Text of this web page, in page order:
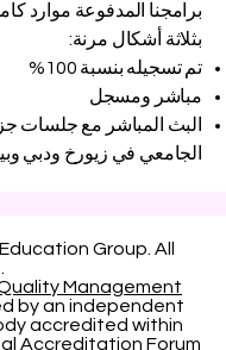
برامجنا المدفوعة موارد
بثلاثة أشكال مرنة:
تم تسجيله بنسبة 100%
مباشر ومسجل
البث المباشر مع جلسات
الجامعي في زيورخ ودبي
Group. All
Management
by an independent
accredited within
Accreditation Forum